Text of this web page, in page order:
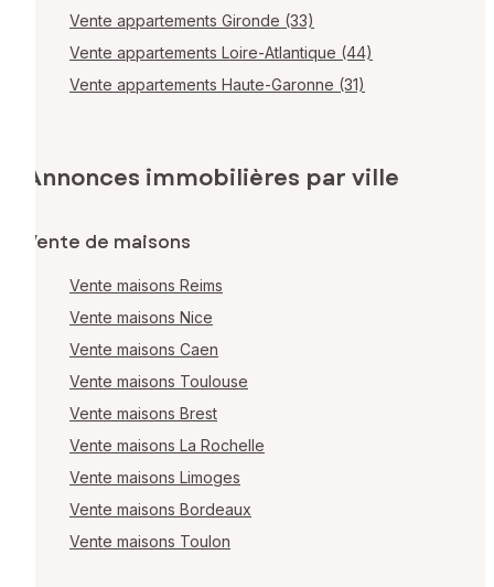
Vente appartements Gironde (33)
Vente appartements Loire-Atlantique (44)
Vente appartements Haute-Garonne (31)
Annonces immobilières par ville
Vente de maisons
Vente maisons Reims
Vente maisons Nice
Vente maisons Caen
Vente maisons Toulouse
Vente maisons Brest
Vente maisons La Rochelle
Vente maisons Limoges
Vente maisons Bordeaux
Vente maisons Toulon